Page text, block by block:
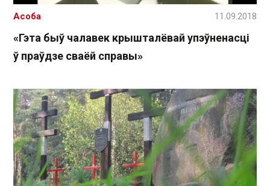
«Гэта быў чалавек крышталёвай упэўненасці
ў праўдзе сваёй справы»
Асоба 11.09.2018